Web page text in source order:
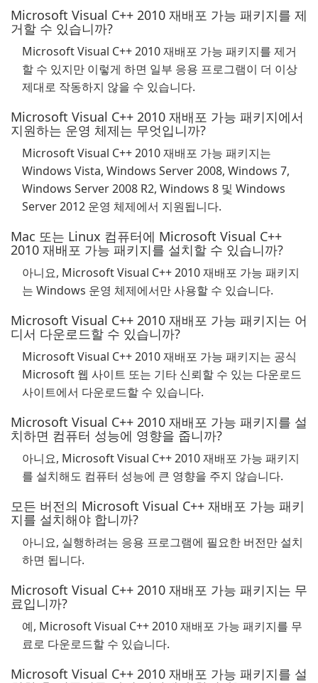
Microsoft Visual C++ 2010 재배포 가능 패키지를 제
거할 수 있습니까?
Microsoft Visual C++ 2010 재배포 가능 패키지를 제거
할 수 있지만 이렇게 하면 일부 응용 프로그램이 더 이상
제대로 작동하지 않을 수 있습니다.
Microsoft Visual C++ 2010 재배포 가능 패키지에서
지원하는 운영 체제는 무엇입니까?
Microsoft Visual C++ 2010 재배포 가능 패키지는
Windows Vista, Windows Server 2008, Windows 7,
Windows Server 2008 R2, Windows 8 및 Windows
Server 2012 운영 체제에서 지원됩니다.
Mac 또는 Linux 컴퓨터에 Microsoft Visual C++
2010 재배포 가능 패키지를 설치할 수 있습니까?
아니요, Microsoft Visual C++ 2010 재배포 가능 패키지
는 Windows 운영 체제에서만 사용할 수 있습니다.
Microsoft Visual C++ 2010 재배포 가능 패키지는 어
디서 다운로드할 수 있습니까?
Microsoft Visual C++ 2010 재배포 가능 패키지는 공식
Microsoft 웹 사이트 또는 기타 신뢰할 수 있는 다운로드
사이트에서 다운로드할 수 있습니다.
Microsoft Visual C++ 2010 재배포 가능 패키지를 설
치하면 컴퓨터 성능에 영향을 줍니까?
아니요, Microsoft Visual C++ 2010 재배포 가능 패키지
를 설치해도 컴퓨터 성능에 큰 영향을 주지 않습니다.
모든 버전의 Microsoft Visual C++ 재배포 가능 패키
지를 설치해야 합니까?
아니요, 실행하려는 응용 프로그램에 필요한 버전만 설치
하면 됩니다.
Microsoft Visual C++ 2010 재배포 가능 패키지는 무
료입니까?
예, Microsoft Visual C++ 2010 재배포 가능 패키지를 무
료로 다운로드할 수 있습니다.
Microsoft Visual C++ 2010 재배포 가능 패키지를 설